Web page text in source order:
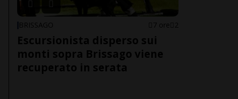
BRISSAGO 7 ore 2
Escursionista disperso sui
monti sopra Brissago viene
recuperato in serata